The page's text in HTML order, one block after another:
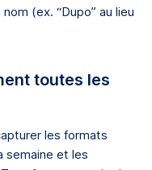
(ex. “Dupo” au lieu
toutes les
les formats
semaine et les